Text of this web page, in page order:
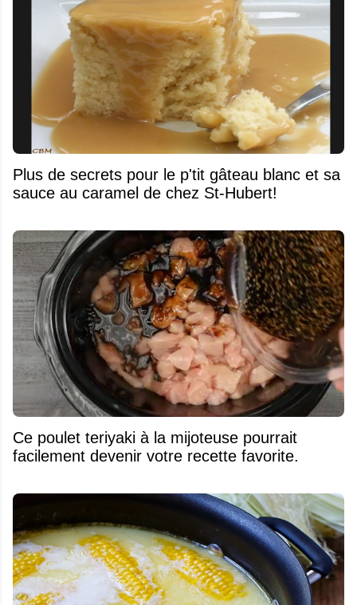
Plus de secrets pour le p'tit gâteau blanc et sa
sauce au caramel de chez St-Hubert!
Ce poulet teriyaki à la mijoteuse pourrait
facilement devenir votre recette favorite.